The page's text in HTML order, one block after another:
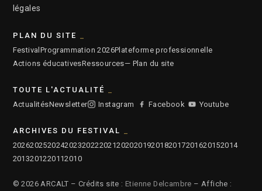
légales
PLAN DU SITE
Festival Programmation 2026Plateforme professionnelle
Actions éducativesRessources— Plan du site
TOUTE L'ACTUALITÉ
ActualitésNewsletter Instagram Facebook Youtube
ARCHIVES DU FESTIVAL
2026202520242023202220212020201920182017201620152014
2013201220112010
© 2026 ARCALT – Crédits site : Etienne Delcambre – Affiche :